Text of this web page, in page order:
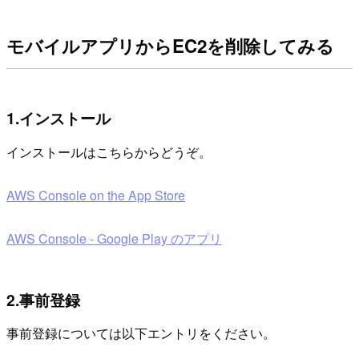
モバイルアプリからEC2を削除してみる
1.インストール
インストールはこちらからどうぞ。
‎AWS Console on the App Store
AWS Console - Google Play のアプリ
2.事前登録
事前登録については以下エントリをください。